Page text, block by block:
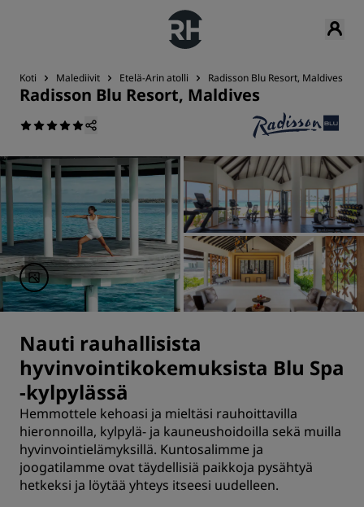
Koti Malediivit Etelä-Arin atolli Radisson Blu Resort, Maldives
Radisson Blu Resort, Maldives
Nauti rauhallisista
hyvinvointikokemuksista Blu Spa
-kylpylässä
Hemmottele kehoasi ja mieltäsi rauhoittavilla
hieronnoilla, kylpylä- ja kauneushoidoilla sekä muilla
hyvinvointielämyksillä. Kuntosalimme ja
joogatilamme ovat täydellisiä paikkoja pysähtyä
hetkeksi ja löytää yhteys itseesi uudelleen.